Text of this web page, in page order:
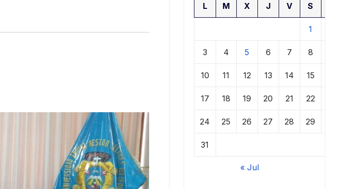
L M X J V S
1
3 4 5 6 7 8
10 11 12 13 14 15
17 18 19 20 21 22
24 25 26 27 28 29
31
« Jul